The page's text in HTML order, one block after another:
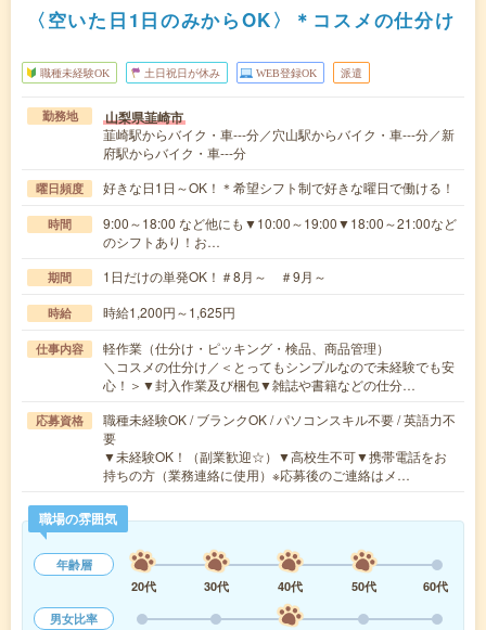
〈空いた日1日のみからOK〉＊コスメの仕分け
職種未経験OK 土日祝日が休み WEB登録OK 派遣
勤務地 山梨県韮崎市
韮崎駅からバイク・車---分／穴山駅からバイク・車---分／新
府駅からバイク・車---分
曜日頻度 好きな日1日～OK！＊希望シフト制で好きな曜日で働ける！
時間
9:00～18:00 など他にも▼10:00～19:00▼18:00～21:00など
のシフトあり！お…
期間 1日だけの単発OK！＃8月～ ＃9月～
時給 時給1,200円～1,625円
仕事内容
軽作業（仕分け・ピッキング・検品、商品管理）
＼コスメの仕分け／＜とってもシンプルなので未経験でも安
心！＞▼封入作業及び梱包▼雑誌や書籍などの仕分…
応募資格
職種未経験OK / ブランクOK / パソコンスキル不要 / 英語力不
要
▼未経験OK！（副業歓迎☆）▼高校生不可▼携帯電話をお
持ちの方（業務連絡に使用）※応募後のご連絡はメ…
職場の雰囲気
年齢層
20代
30代 40代 50代
60代
男女比率